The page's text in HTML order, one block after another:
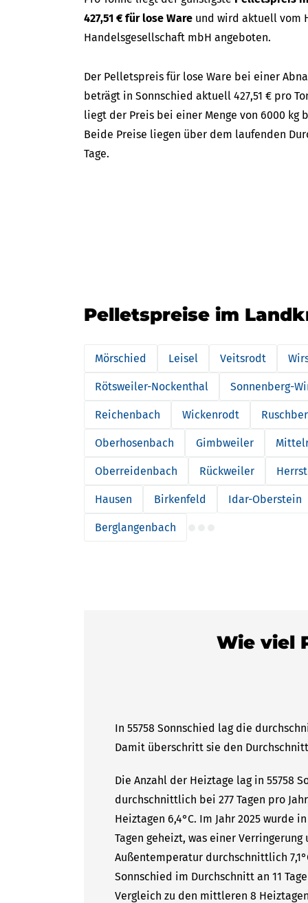
427,51 € für lose Ware und wird aktuell vom
Handelsgesellschaft mbH angeboten.
Der Pelletspreis für lose Ware bei einer
beträgt in Sonnschied aktuell 427,51 € pro
liegt der Preis bei einer Menge von 6000 kg
Beide Preise liegen über dem laufenden
Tage.
Pelletspreise im
Mörschied Leisel Veitsrodt
Rötsweiler-Nockenthal Sonnenberg-
Reichenbach Wickenrodt
Oberhosenbach Gimbweiler
Oberreidenbach Rückweiler
Hausen Birkenfeld Idar-Oberstein
Berglangenbach
Wie viel
In 55758 Sonnschied lag die
Damit überschritt sie den Durchschnitt
Die Anzahl der Heiztage lag in 55758
durchschnittlich bei 277 Tagen pro
Heiztagen 6,4°C. Im Jahr 2025 wurde
Tagen geheizt, was einer
Außentemperatur durchschnittlich
Sonnschied im Durchschnitt an 11
Vergleich zu den mittleren 8